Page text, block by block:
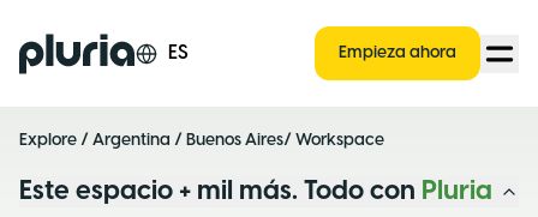
Logo Pluria ES Empieza ahora
Explore / Argentina / Buenos Aires/ Workspace
Este espacio + mil más. Todo con Pluria